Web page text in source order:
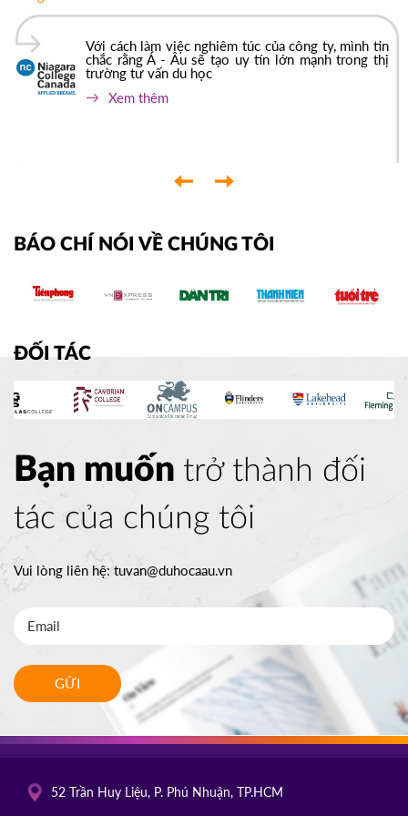
Với cách làm việc nghiêm túc của công ty, mình tin
chắc rằng Á - Âu sẽ tạo uy tín lớn mạnh trong thị
trường tư vấn du học
Xem thêm
‹
›
BÁO CHÍ NÓI VỀ CHÚNG TÔI
ĐỐI TÁC
Bạn muốn trở thành đối
tác của chúng tôi
Vui lòng liên hệ: tuvan@duhocaau.vn
GỬI
52 Trần Huy Liệu, P. Phú Nhuận, TP.HCM